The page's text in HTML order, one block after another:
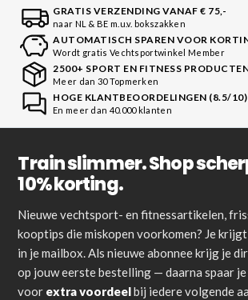
GRATIS VERZENDING VANAF € 75,-
naar NL & BE m.u.v. bokszakken
AUTOMATISCH SPAREN VOOR
Wordt gratis Vechtsportwinkel Member
2500+ SPORT EN FITNESS
Meer dan 30 Topmerken
HOGE KLANTBEOORDELINGEN (8.5/10)
En meer dan 40.000 klanten
Train slimmer. Shop
10% korting.
Nieuwe vechtsport- en fitnessartikelen,
kooptips die miskopen voorkomen? Je
in je mailbox. Als nieuwe abonnee krijg je
op jouw eerste bestelling — daarna spaar
voor extra voordeelbij iedere volgende